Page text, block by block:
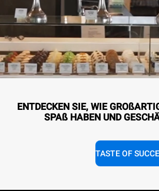
ENTDECKEN SIE, WIE
SPAß HABEN UND
TASTE OF